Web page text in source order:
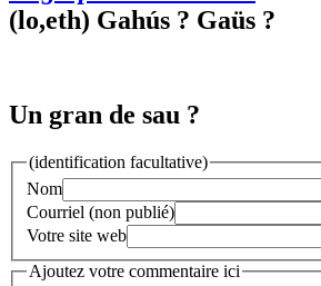
(lo,eth) Gahús ? Gaüs ?
Un gran de sau ?
(identification facultative)
Nom
Courriel (non publié)
Votre site web
Ajoutez votre commentaire ici